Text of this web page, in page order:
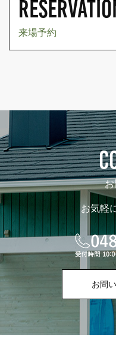
来場予約
お
お気軽
お問